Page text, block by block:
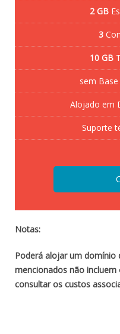
2 GB
3
10 GB
sem Base
Alojado em
Suporte
Notas:
Poderá alojar um domínio
mencionados não incluem
consultar os custos